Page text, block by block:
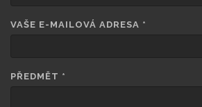
VAŠE E-MAILOVÁ ADRESA *
PŘEDMĚT *